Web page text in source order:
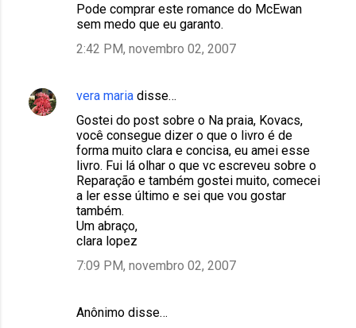
Pode comprar este romance do McEwan
sem medo que eu garanto.
2:42 PM, novembro 02, 2007
vera maria disse…
Gostei do post sobre o Na praia, Kovacs,
você consegue dizer o que o livro é de
forma muito clara e concisa, eu amei esse
livro. Fui lá olhar o que vc escreveu sobre o
Reparação e também gostei muito, comecei
a ler esse último e sei que vou gostar
também.
Um abraço,
clara lopez
7:09 PM, novembro 02, 2007
Anônimo disse…